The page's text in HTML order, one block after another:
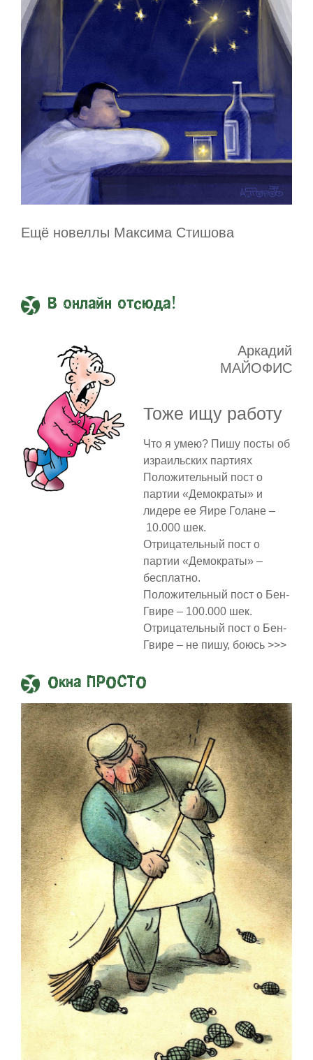
Ещё новеллы Максима Стишова
В онлайн отсюда!
Аркадий
МАЙОФИС
Тоже ищу работу
Что я умею? Пишу посты об
израильских партиях
Положительный пост о
партии «Демократы» и
лидере ее Яире Голане –
10.000 шек.
Отрицательный пост о
партии «Демократы» –
бесплатно.
Положительный пост о Бен-
Гвире – 100.000 шек.
Отрицательный пост о Бен-
Гвире – не пишу, боюсь >>>
Окна ПРОСТО